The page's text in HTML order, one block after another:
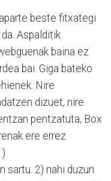
beste fitxategi
Aspalditik
baina ez
bai. Giga bateko
Nire
dizuet, nire
pentzatuta, Box
ere errez
sartu. 2) nahi duzun